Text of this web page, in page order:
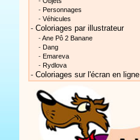
- Personnages
- Véhicules
- Coloriages par illustrateur
-Ane Pô 2 Banane
- Dang
- Emareva
- Rydlova
- Coloriages sur l'écran en ligne